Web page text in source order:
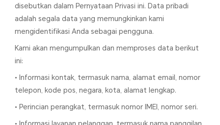
disebutkan dalam Pernyataan Privasi ini. Data pribadi
adalah segala data yang memungkinkan kami
mengidentifikasi Anda sebagai pengguna.
Kami akan mengumpulkan dan memproses data berikut
ini:
• Informasi kontak, termasuk nama, alamat email, nomor
telepon, kode pos, negara, kota, alamat lengkap.
• Perincian perangkat, termasuk nomor IMEI, nomor seri.